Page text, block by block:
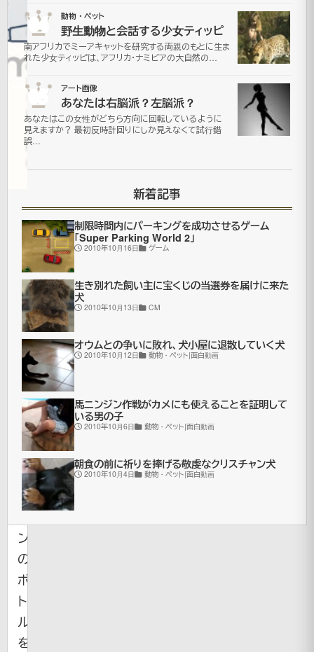
2009
年5月
24日
2021
年7月
16日 更
新
面
白
動
画
船
の
進
水
式
で
は
シ
ャ
ン
パ
ン
や
ワ
イ
ン
の
ボ
ト
ル
を
04 動物・ペット
野生動物と会話する少女ティッピ
南アフリカでミーアキャットを研究する両親のもとに生ま
れた少女ティッピは、アフリカ・ナミビアの大自然の…
05 アート画像
あなたは右脳派？左脳派？
あなたはこの女性がどちら方向に回転しているように
見えますか？ 最初反時計回りにしか見えなくて試行錯
誤…
新着記事
制限時間内にパーキングを成功させるゲーム
「Super Parking World 2」
2010年10月16日 ゲーム
生き別れた飼い主に宝くじの当選券を届けに来た
犬
2010年10月13日 CM
オウムとの争いに敗れ、犬小屋に退散していく犬
2010年10月12日 動物・ペット|面白動画
馬ニンジン作戦がカメにも使えることを証明して
いる男の子
2010年10月6日 動物・ペット|面白動画
朝食の前に祈りを捧げる敬虔なクリスチャン犬
2010年10月4日 動物・ペット|面白動画